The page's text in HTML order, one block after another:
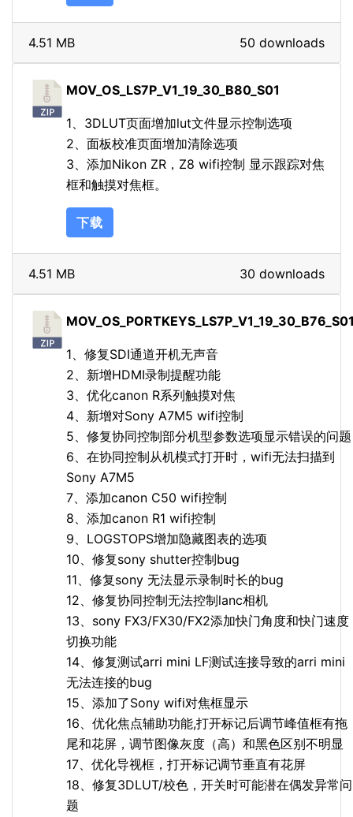
50 downloads
4.51 MB
MOV_OS_LS7P_V1_19_30_B80_S01
1、3DLUT页面增加lut文件显示控制选项
2、面板校准页面增加清除选项
3、添加Nikon ZR，Z8 wifi控制 显示跟踪对焦
框和触摸对焦框。
下载
30 downloads
4.51 MB
1、修复SDI通道开机无声音
2、新增HDMI录制提醒功能
3、优化canon R系列触摸对焦
4、新增对Sony A7M5 wifi控制
5、修复协同控制部分机型参数选项显示错误的问题
6、在协同控制从机模式打开时，wifi无法扫描到
Sony A7M5
7、添加canon C50 wifi控制
8、添加canon R1 wifi控制
9、LOGSTOPS增加隐藏图表的选项
10、修复sony shutter控制bug
11、修复sony 无法显示录制时长的bug
12、修复协同控制无法控制lanc相机
13、sony FX3/FX30/FX2添加快门角度和快门速度
切换功能
14、修复测试arri mini LF测试连接导致的arri mini
无法连接的bug
15、添加了Sony wifi对焦框显示
16、优化焦点辅助功能,打开标记后调节峰值框有拖
尾和花屏，调节图像灰度（高）和黑色区别不明显
17、优化导视框，打开标记调节垂直有花屏
18、修复3DLUT/校色，开关时可能潜在偶发异常问
题